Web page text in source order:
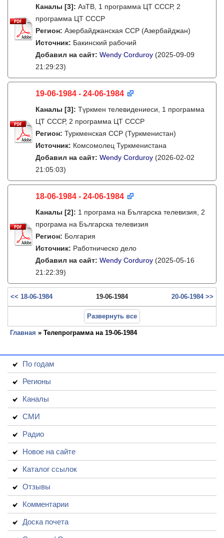
Каналы [3]: АзТВ, 1 программа ЦТ СССР, 2
программа ЦТ СССР
Регион: Азербайджанская ССР (Азербайджан)
Источник: Бакинский рабочий
Добавил на сайт: Wendy Corduroy (2025-09-09
21:29:23)
19-06-1984 - 24-06-1984
Каналы [3]: Түркмен телевидениеси, 1 программа
ЦТ СССР, 2 программа ЦТ СССР
Регион: Туркменская ССР (Туркменистан)
Источник: Комсомолец Туркменистана
Добавил на сайт: Wendy Corduroy (2026-02-02
21:05:03)
18-06-1984 - 24-06-1984
Каналы [2]: 1 програма на Българска телевизия, 2
програма на Българска телевизия
Регион: Болгария
Источник: Работническо дело
Добавил на сайт: Wendy Corduroy (2025-05-16
21:22:39)
<< 18-06-1984 19-06-1984 20-06-1984 >>
Развернуть все
Главная » Телепрограмма на 19-06-1984
По годам
Регионы
Каналы
СМИ
Радио
Новое на сайте
Каталог ссылок
Отзывы
Комментарии
Доска почета